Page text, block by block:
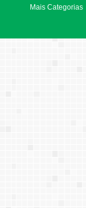
Mais Categorias